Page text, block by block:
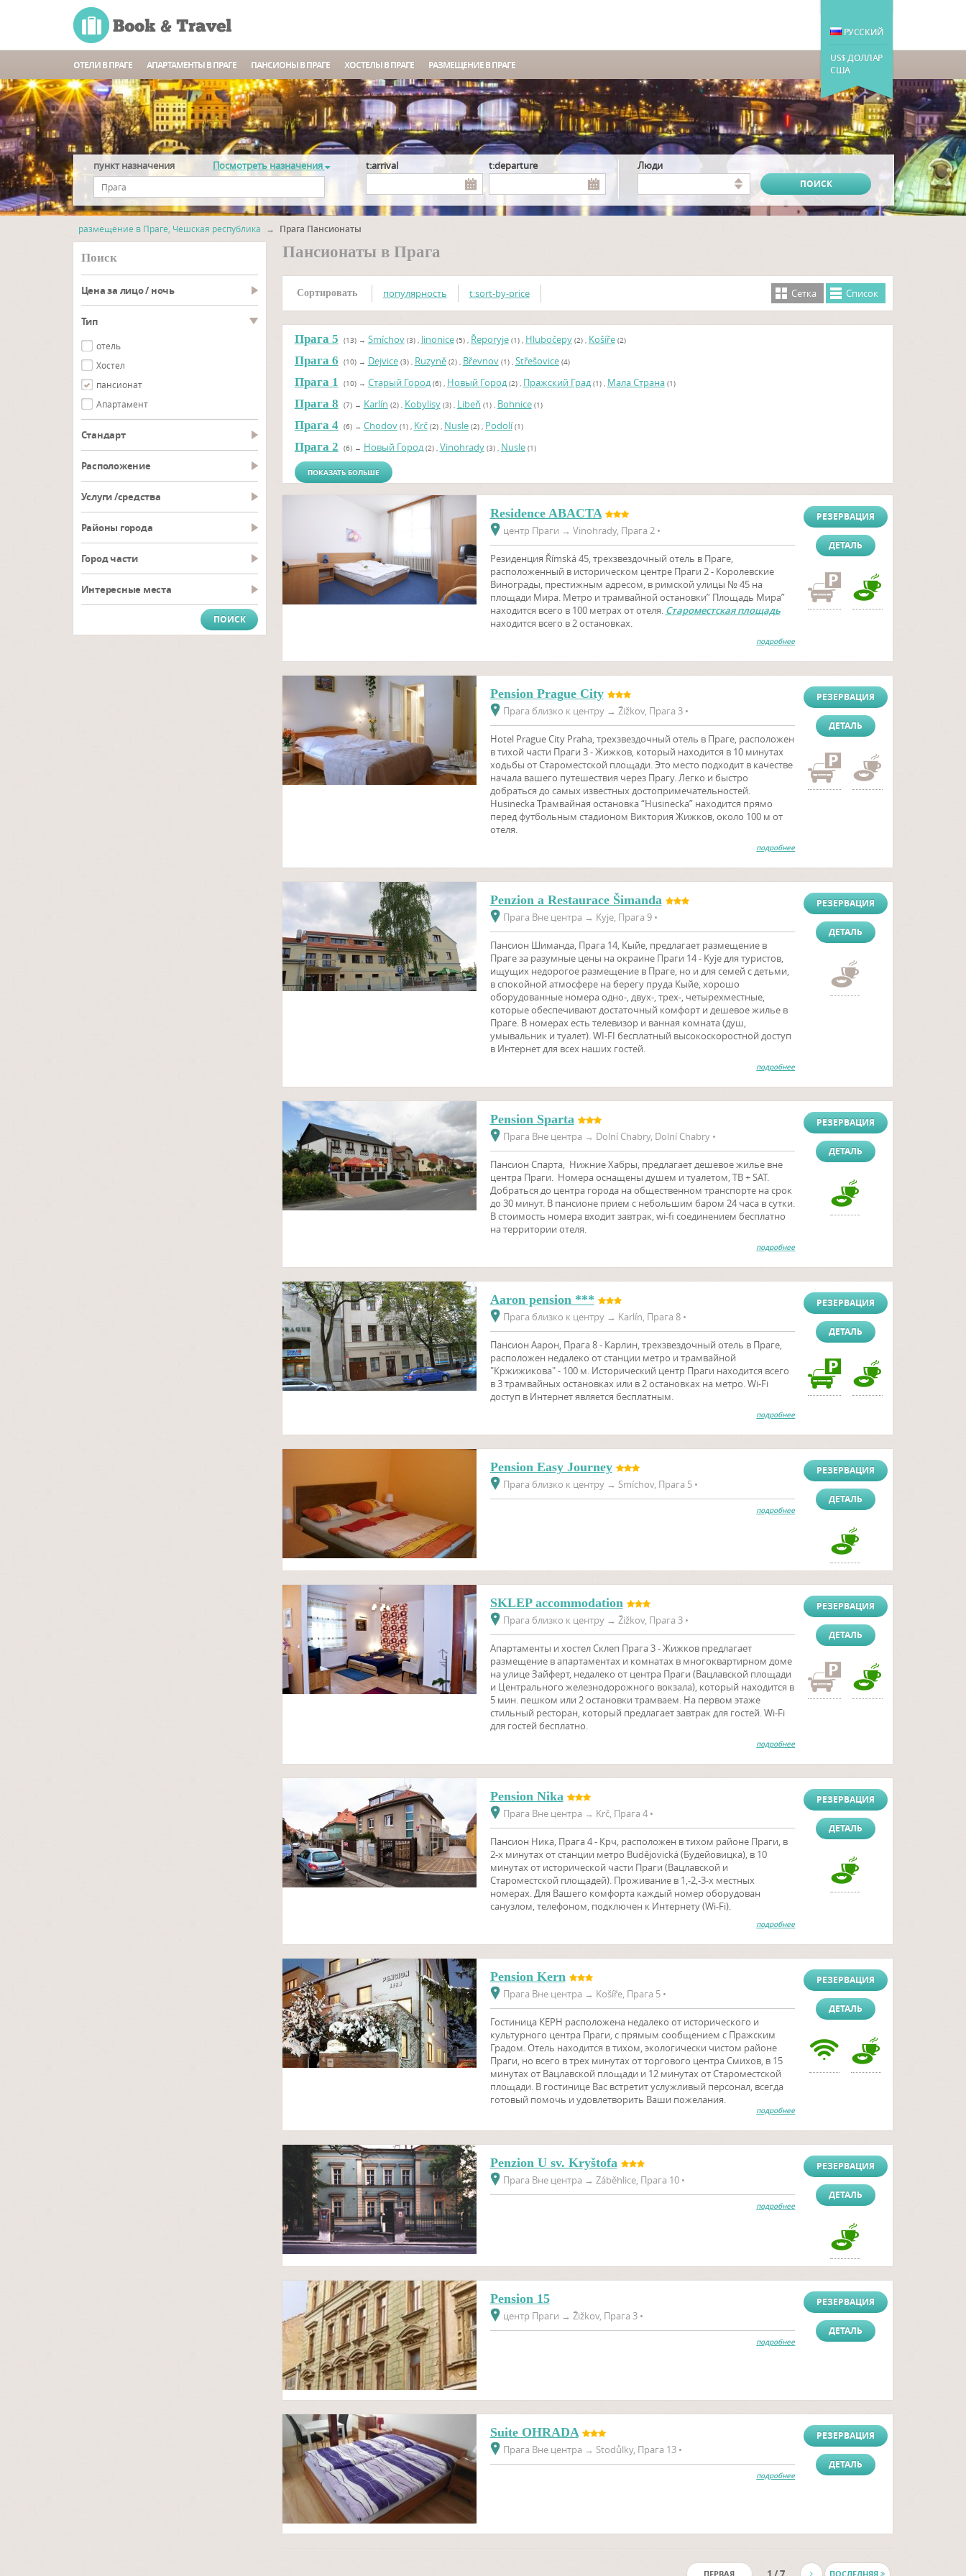
РУССКИЙ
US$ ДОЛЛАР
США
ОТЕЛИ В ПРАГЕ АПАРТАМЕНТЫ В ПРАГЕ ПАНСИОНЫ В ПРАГЕ ХОСТЕЛЫ В ПРАГЕ РАЗМЕЩЕНИЕ В ПРАГЕ
пункт назначения Посмотреть назначения t:arrival t:departure люди
размещение в Праге, Чешская республика → Прага Пансионаты
Поиск
Цена за лицо / ночь
тип
отель
Хостел
пансионат
Aпартамент
Cтандарт
Pасположение
Услуги /средства
Районы города
Город части
Интересные места
Пансионаты в Прага
Сортировать популярность t:sort-by-price Cетка Cписок
Прага 5 (13)→ Smíchov (3), Jinonice (5), Řeporyje (1), Hlubočepy (2), Košíře (2)
Прага 6 (10)→ Dejvice (3), Ruzyně (2), Břevnov (1), Střešovice (4)
Прага 1 (10)→ Cтарый Город (6), Новый Город (2), Пражский Град (1), Мала Страна (1)
Прага 8 (7)→ Karlín (2), Kobylisy (3), Libeň (1), Bohnice (1)
Прага 4 (6)→ Chodov (1), Krč (2), Nusle (2), Podolí (1)
Прага 2 (6)→ Новый Город (2), Vinohrady (3), Nusle (1)
ПОКАЗАТЬ БОЛЬШЕ
Residence ABACTA
центр Праги → Vinohrady, Прага 2 •
Резиденция Římská 45, трехзвездочный отель в Праге,
расположенный в историческом центре Праги 2 - Королевские
Винограды, престижным адресом, в римской улицы № 45 на
площади Мира. Метро и трамвайной остановки” Площадь Мира”
находится всего в 100 метрах от отеля. Староместская площадь
находится всего в 2 остановках.
подробнее
РЕЗЕРВАЦИЯ
ДЕТАЛЬ
Pension Prague City
Прага близко к центру → Žižkov, Прага 3 •
Hotel Prague City Praha, трехзвездочный отель в Праге, расположен
в тихой части Праги 3 - Жижков, который находится в 10 минутах
ходьбы от Староместской площади. Это место подходит в качестве
начала вашего путешествия через Прагу. Легко и быстро
добраться до самых известных достопримечательностей.
Husinecka Трамвайная остановка “Husinecka” находится прямо
перед футбольным стадионом Виктория Жижков, около 100 м от
отеля.
подробнее
РЕЗЕРВАЦИЯ
ДЕТАЛЬ
Penzion a Restaurace Šimanda
Прага Вне центра → Kyje, Прага 9 •
Пансион Шиманда, Прага 14, Кыйе, предлагает размещение в
Праге за разумные цены на окраине Праги 14 - Kyje для туристов,
ищущих недорогое размещение в Праге, но и для семей с детьми,
в спокойной атмосфере на берегу пруда Кыйе, хорошо
оборудованные номера одно-, двух-, трех-, четырехместные,
которые обеспечивают достаточный комфорт и дешевое жилье в
Праге. В номерах есть телевизор и ванная комната (душ,
умывальник и туалет). WI-FI бесплатный высокоскоростной доступ
в Интернет для всех наших гостей.
подробнее
РЕЗЕРВАЦИЯ
ДЕТАЛЬ
Pension Sparta
Прага Вне центра → Dolní Chabry, Dolní Chabry •
Пансион Спарта, Нижниe Хабры, предлагает дешевое жилье вне
центра Праги. Номера оснащены душем и туалетом, ТВ + SAT.
Добраться до центра города на общественном транспорте на срок
до 30 минут. В пансионе прием с небольшим баром 24 часа в сутки.
В стоимость номера входит завтрак, wi-fi соединением бесплатно
на территории отеля.
подробнее
РЕЗЕРВАЦИЯ
ДЕТАЛЬ
Aaron pension ***
Прага близко к центру → Karlín, Прага 8 •
Пансион Аарон, Прага 8 - Карлин, трехзвездочный отель в Праге,
расположен недалеко от станции метро и трамвайной
"Кржижикова" - 100 м. Исторический центр Праги находится всего
в 3 трамвайных остановках или в 2 остановках на метро. Wi-Fi
доступ в Интернет является бесплатным.
подробнее
РЕЗЕРВАЦИЯ
ДЕТАЛЬ
Pension Easy Journey
Прага близко к центру → Smíchov, Прага 5 •
подробнее
РЕЗЕРВАЦИЯ
ДЕТАЛЬ
SKLEP accommodation
Прага близко к центру → Žižkov, Прага 3 •
Апартаменты и хостел Склеп Прага 3 - Жижков предлагает
размещение в апартаментах и ​​комнатах в многоквартирном доме
на улице Зайферт, недалеко от центра Праги (Вацлавской площади
и Центрального железнодорожного вокзала), который находится в
5 мин. пешком или 2 остановки трамваем. На первом этаже
стильный ресторан, который предлагает завтрак для гостей. Wi-Fi
для гостей бесплатно.
подробнее
РЕЗЕРВАЦИЯ
ДЕТАЛЬ
Pension Nika
Прага Вне центра → Krč, Прага 4 •
Пансион Ника, Прага 4 - Крч, расположен в тихом районе Праги, в
2-х минутах от станции метро Budějovická (Будейовицка), в 10
минутах от исторической части Праги (Вацлавской и
Староместской площадей). Проживание в 1,-2,-3-х местных
номерах. Для Вашего комфорта каждый номер оборудован
санузлом, телефоном, подключен к Интернету (Wi-Fi).
подробнее
РЕЗЕРВАЦИЯ
ДЕТАЛЬ
Pension Kern
Прага Вне центра → Košíře, Прага 5 •
Гостиница КЕРН расположена недалеко от исторического и
культурного центра Праги, с прямым сообщением с Пражским
Градом. Отель находится в тихом, экологически чистом районе
Праги, но всего в трех минутах от торгового центра Смихов, в 15
минутах от Вацлавской площади и 12 минутах от Староместской
площади. В гостинице Вас встретит услужливый персонал, всегда
готовый помочь и удовлетворить Ваши пожелания.
подробнее
РЕЗЕРВАЦИЯ
ДЕТАЛЬ
Penzion U sv. Kryštofa
Прага Вне центра → Záběhlice, Прага 10 •
подробнее
РЕЗЕРВАЦИЯ
ДЕТАЛЬ
Pension 15
центр Праги → Žižkov, Прага 3 •
подробнее
РЕЗЕРВАЦИЯ
ДЕТАЛЬ
Suite OHRADA
Прага Вне центра → Stodůlky, Прага 13 •
подробнее
РЕЗЕРВАЦИЯ
ДЕТАЛЬ
ПЕРВАЯ ПОСЛЕДНЯЯ